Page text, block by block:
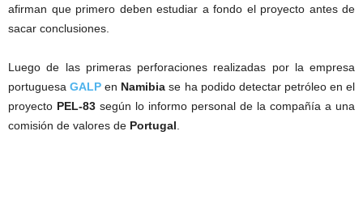
afirman que primero deben estudiar a fondo el proyecto antes de
sacar conclusiones.
Luego de las primeras perforaciones realizadas por la empresa
portuguesaGALP en Namibia se ha podido detectar petróleo en el
proyecto PEL-83 según lo informo personal de la compañía a una
comisión de valores de Portugal.